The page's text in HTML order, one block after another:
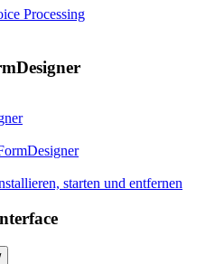
Processing
starten und entfernen